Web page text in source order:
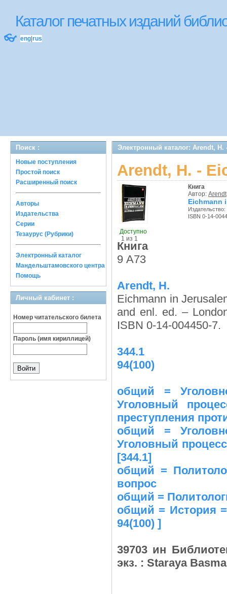
Каталог печатных изданий
👓 eng rus
Поиск :
Новые поступления
Простой поиск
Расширенный поиск
Авторы
Издательства
Серии
Тезаурус (Рубрики)
Электронный каталог
Мандельштамовского центра
Помощь
Личный кабинет :
Номер читательского билета
Пароль (имя кириллицей)
Электронный каталог: Arendt,
Arendt, H. -
Доступно
1 из 1
Книга
Автор:
Eichmann
Издательство:
ISBN 0-14-
Книга
9 A73
Arendt, H.
Eichmann in
and enl. ed. –
ISBN 0-14-004450-7.
344.1
94(100)
общий =
Уголовный
преступления
общий =
Уголовный
[344.1]
общий =
вопрос
общий =
общий = История
94(100) ]
39703 ин
экз. : Staraya